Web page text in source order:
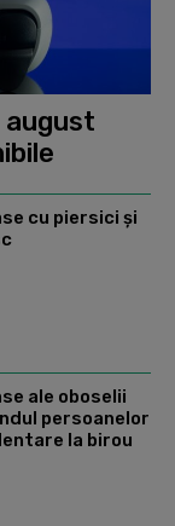
august
cu piersici și
ale oboselii
persoanelor
la birou